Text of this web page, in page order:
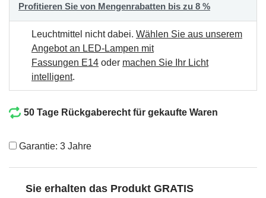
Profitieren Sie von Mengenrabatten bis zu 8 %
Leuchtmittel nicht dabei. Wählen Sie aus unserem
Angebot an LED-Lampen mit
Fassungen E14 oder machen Sie Ihr Licht
intelligent.
50 Tage Rückgaberecht für gekaufte Waren
Garantie: 3 Jahre
Sie erhalten das Produkt GRATIS